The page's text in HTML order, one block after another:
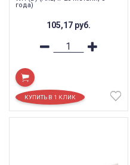
года)
105,17 руб.